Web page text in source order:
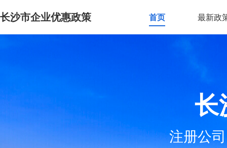
长沙市企业优惠政策 首页 最新政
长
注册公